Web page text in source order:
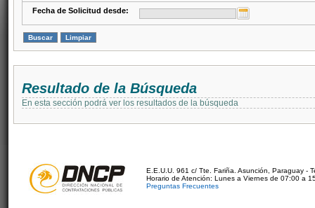
Fecha de Solicitud desde:
Resultado de la Búsqueda
En esta sección podrá ver los resultados de la búsqueda
E.E.U.U. 961 c/ Tte. Fariña. Asunción, Paraguay -
Horario de Atención: Lunes a Viernes de 07:00 a
Preguntas Frecuentes